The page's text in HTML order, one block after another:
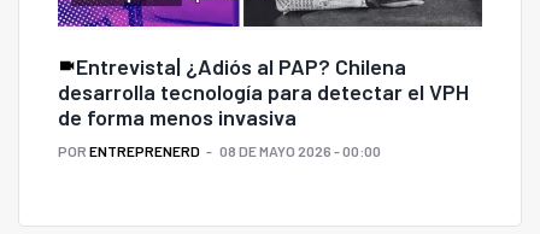
Entrevista| ¿Adiós al PAP? Chilena
desarrolla tecnología para detectar el VPH
de forma menos invasiva
POR ENTREPRENERD 08 DE MAYO 2026 - 00:00